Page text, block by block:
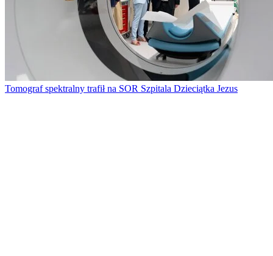
Tomograf spektralny trafił na SOR Szpitala Dzieciątka Jezus